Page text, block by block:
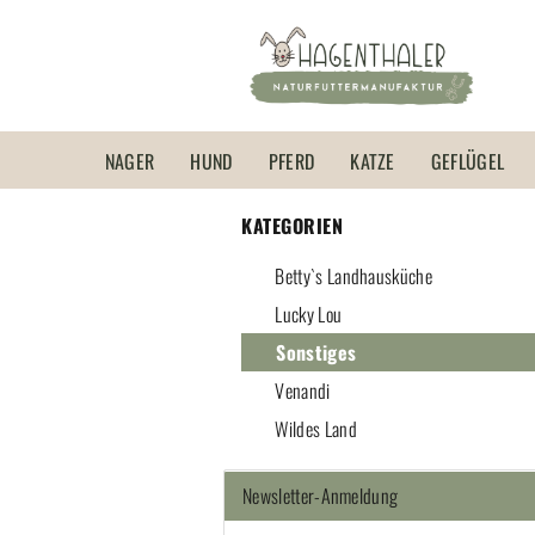
NAGER HUND PFERD KATZE GEFLÜGEL
KATEGORIEN
Betty`s Landhausküche
Lucky Lou
Sonstiges
Venandi
Wildes Land
Newsletter-Anmeldung